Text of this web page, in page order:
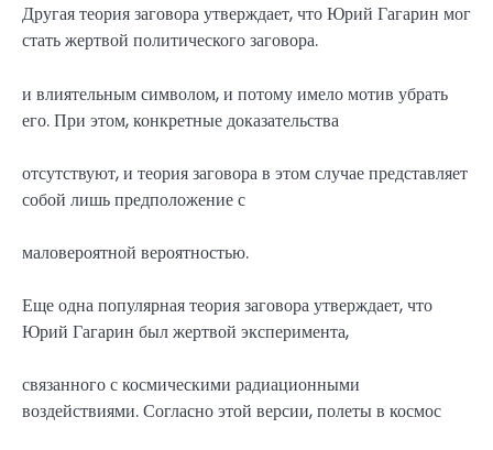
Другая теория заговора утверждает, что Юрий Гагарин мог
стать жертвой политического заговора.
и влиятельным символом, и потому имело мотив убрать
его. При этом, конкретные доказательства
отсутствуют, и теория заговора в этом случае представляет
собой лишь предположение с
маловероятной вероятностью.
Еще одна популярная теория заговора утверждает, что
Юрий Гагарин был жертвой эксперимента,
связанного с космическими радиационными
воздействиями. Согласно этой версии, полеты в космос